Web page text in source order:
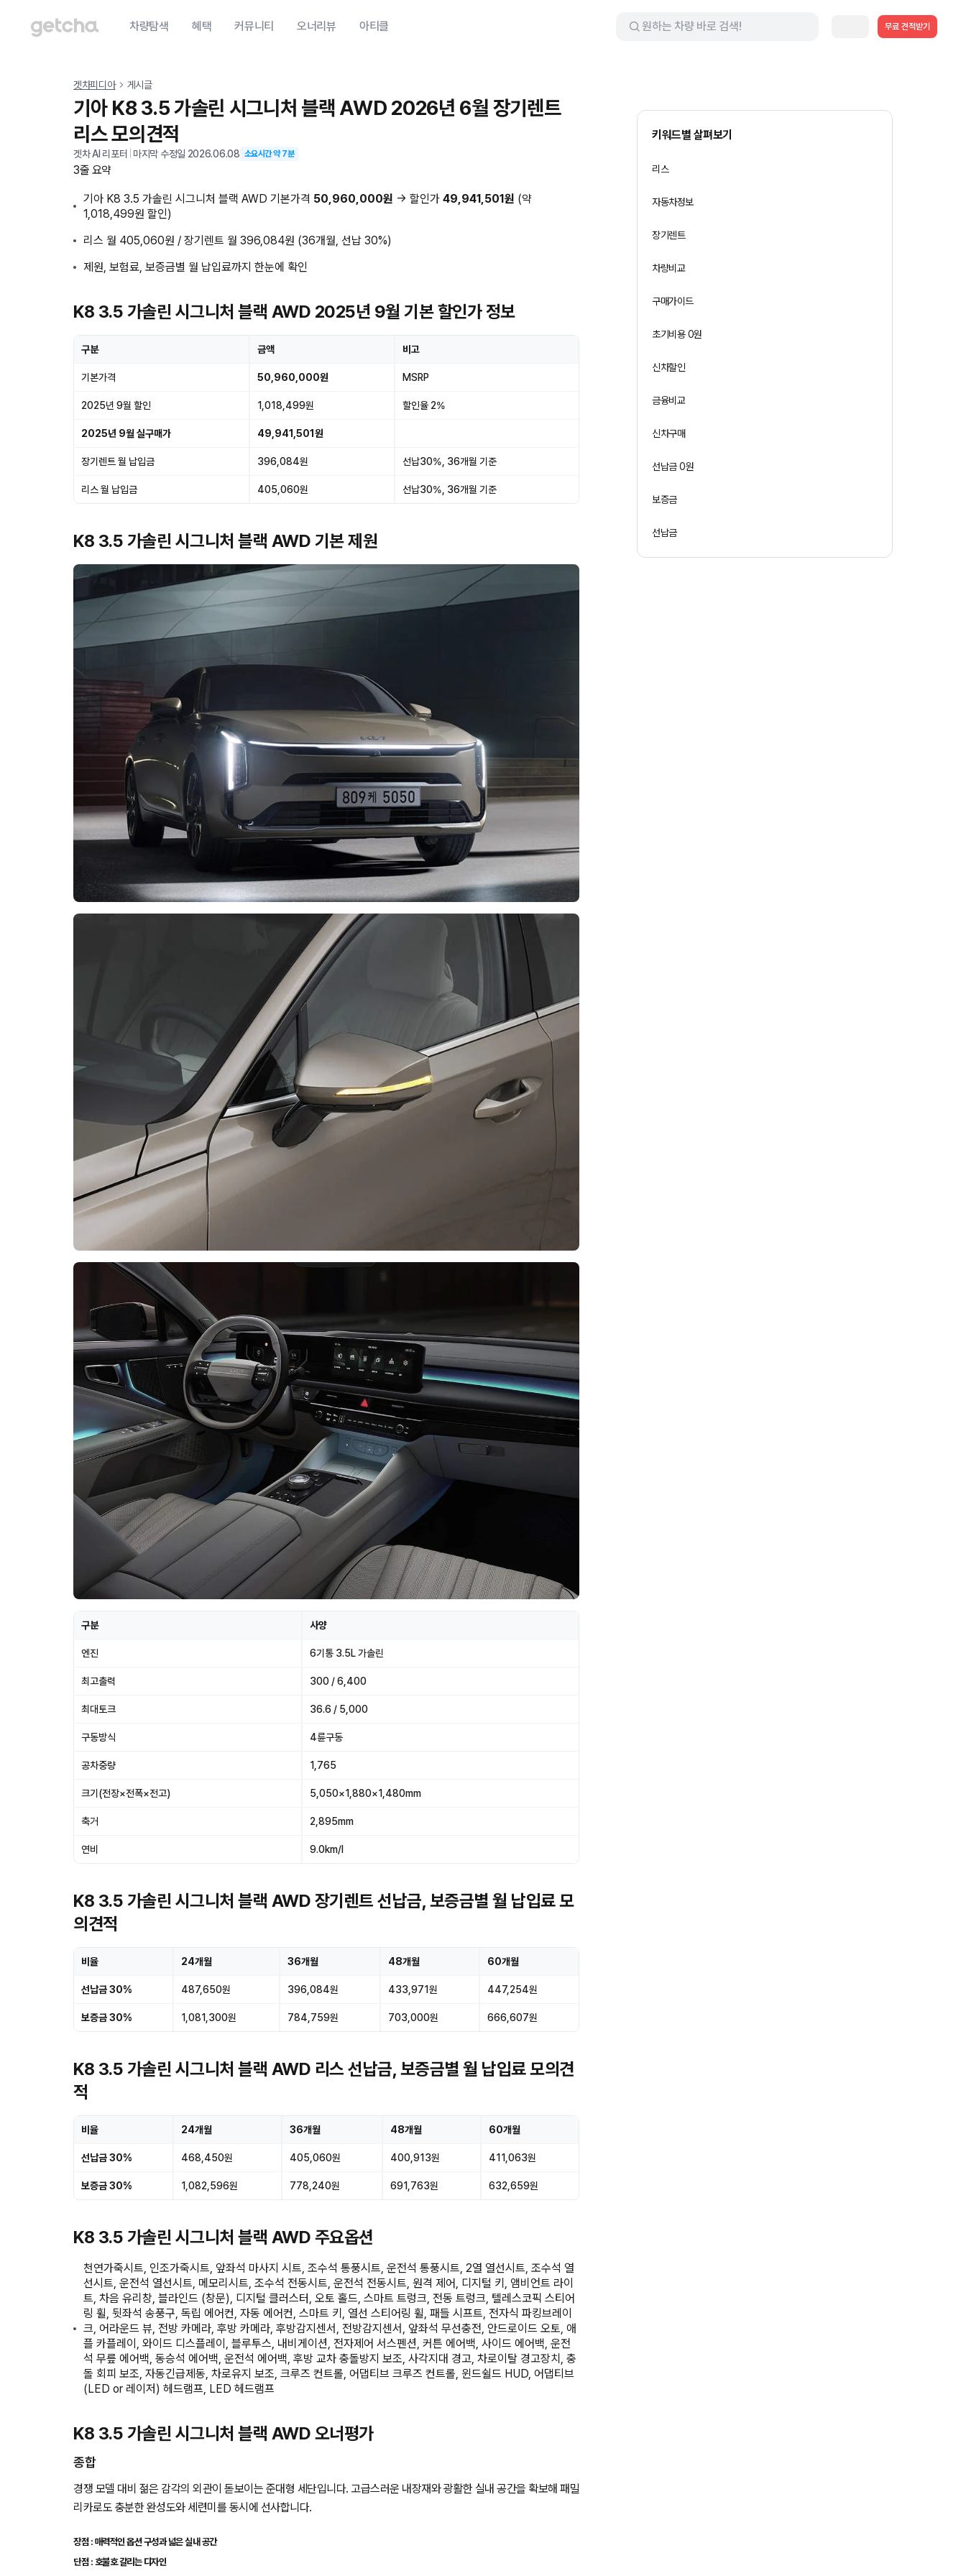
차량탐색 혜택 커뮤니티 오너리뷰 아티클 무료 견적받기
겟차피디아 게시글
기아 K8 3.5 가솔린 시그니처 블랙 AWD 2026년 6월 장기렌트
리스 모의견적
겟차 AI 리포터 마지막 수정일 2026.06.08 소요시간 약7분
3줄 요약
기아 K8 3.5 가솔린 시그니처 블랙 AWD 기본가격 50,960,000원 → 할인가49,941,501원 (약
1,018,499원 할인)
리스 월 405,060원 / 장기렌트 월 396,084원 (36개월, 선납 30%)
제원, 보험료, 보증금별 월 납입료까지 한눈에 확인
K8 3.5 가솔린 시그니처 블랙 AWD 2025년 9월 기본 할인가 정보
구분 금액 비고
기본가격 50,960,000원 MSRP
2025년 9월 할인 1,018,499원 할인율 2%
2025년 9월 실구매가 49,941,501원
장기렌트 월 납입금 396,084원 선납30%, 36개월 기준
리스 월 납입금 405,060원 선납30%, 36개월 기준
K8 3.5 가솔린 시그니처 블랙 AWD 기본 제원
구분 사양
엔진 6기통 3.5L 가솔린
최고출력 300 / 6,400
최대토크 36.6 / 5,000
구동방식 4륜구동
공차중량 1,765
크기(전장×전폭×전고) 5,050×1,880×1,480mm
축거 2,895mm
연비 9.0km/l
K8 3.5 가솔린 시그니처 블랙 AWD 장기렌트 선납금, 보증금별 월 납입료 모
의견적
비율 24개월 36개월 48개월 60개월
선납금 30% 487,650원 396,084원 433,971원 447,254원
보증금 30% 1,081,300원 784,759원 703,000원 666,607원
K8 3.5 가솔린 시그니처 블랙 AWD 리스 선납금, 보증금별 월 납입료 모의견
적
비율 24개월 36개월 48개월 60개월
선납금 30% 468,450원 405,060원 400,913원 411,063원
보증금 30% 1,082,596원 778,240원 691,763원 632,659원
K8 3.5 가솔린 시그니처 블랙 AWD 주요옵션
천연가죽시트, 인조가죽시트, 앞좌석 마사지 시트, 조수석 통풍시트, 운전석 통풍시트, 2열 열선시트, 조수석 열
선시트, 운전석 열선시트, 메모리시트, 조수석 전동시트, 운전석 전동시트, 원격 제어, 디지털 키, 앰비언트 라이
트, 차음 유리창, 블라인드 (창문), 디지털 클러스터, 오토 홀드, 스마트 트렁크, 전동 트렁크, 텔레스코픽 스티어
링 휠, 뒷좌석 송풍구, 독립 에어컨, 자동 에어컨, 스마트 키, 열선 스티어링 휠, 패들 시프트, 전자식 파킹브레이
크, 어라운드 뷰, 전방 카메라, 후방 카메라, 후방감지센서, 전방감지센서, 앞좌석 무선충전, 안드로이드 오토, 애
플 카플레이, 와이드 디스플레이, 블루투스, 내비게이션, 전자제어 서스펜션, 커튼 에어백, 사이드 에어백, 운전
석 무릎 에어백, 동승석 에어백, 운전석 에어백, 후방 교차 충돌방지 보조, 사각지대 경고, 차로이탈 경고장치, 충
돌 회피 보조, 자동긴급제동, 차로유지 보조, 크루즈 컨트롤, 어댑티브 크루즈 컨트롤, 윈드쉴드 HUD, 어댑티브
(LED or 레이저) 헤드램프, LED 헤드램프
K8 3.5 가솔린 시그니처 블랙 AWD 오너평가
종합
경쟁 모델 대비 젊은 감각의 외관이 돋보이는 준대형 세단입니다. 고급스러운 내장재와 광활한 실내 공간을 확보해 패밀
리카로도 충분한 완성도와 세련미를 동시에 선사합니다.
장점 : 매력적인 옵션 구성과 넓은 실내 공간
단점 : 호불호 갈리는 디자인
키워드별 살펴보기
리스
자동차정보
장기렌트
차량비교
구매가이드
초기비용 0원
신차할인
금융비교
신차구매
선납금 0원
보증금
선납금